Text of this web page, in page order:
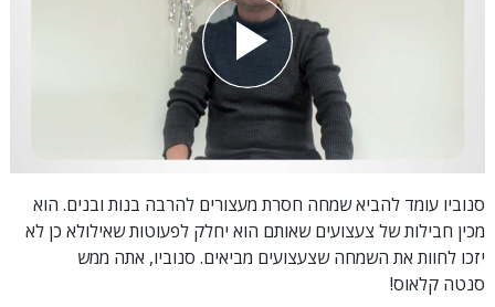
סנוביו עומד להביא שמחה חסרת מעצורים להרבה בנות ובנים. הוא
מכין חבילות של צעצועים שאותם הוא יחלק לפעוטות שאילולא כן לא
יזכו לחוות את השמחה שצעצועים מביאים. סנוביו, אתה ממש
סנטה קלאוס!